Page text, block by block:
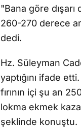
"Bana göre dışarı
260-270 derece
dedi.
Hz. Süleyman
yaptığını ifade
fırının içi şu an
lokma ekmek
şeklinde konuştu.